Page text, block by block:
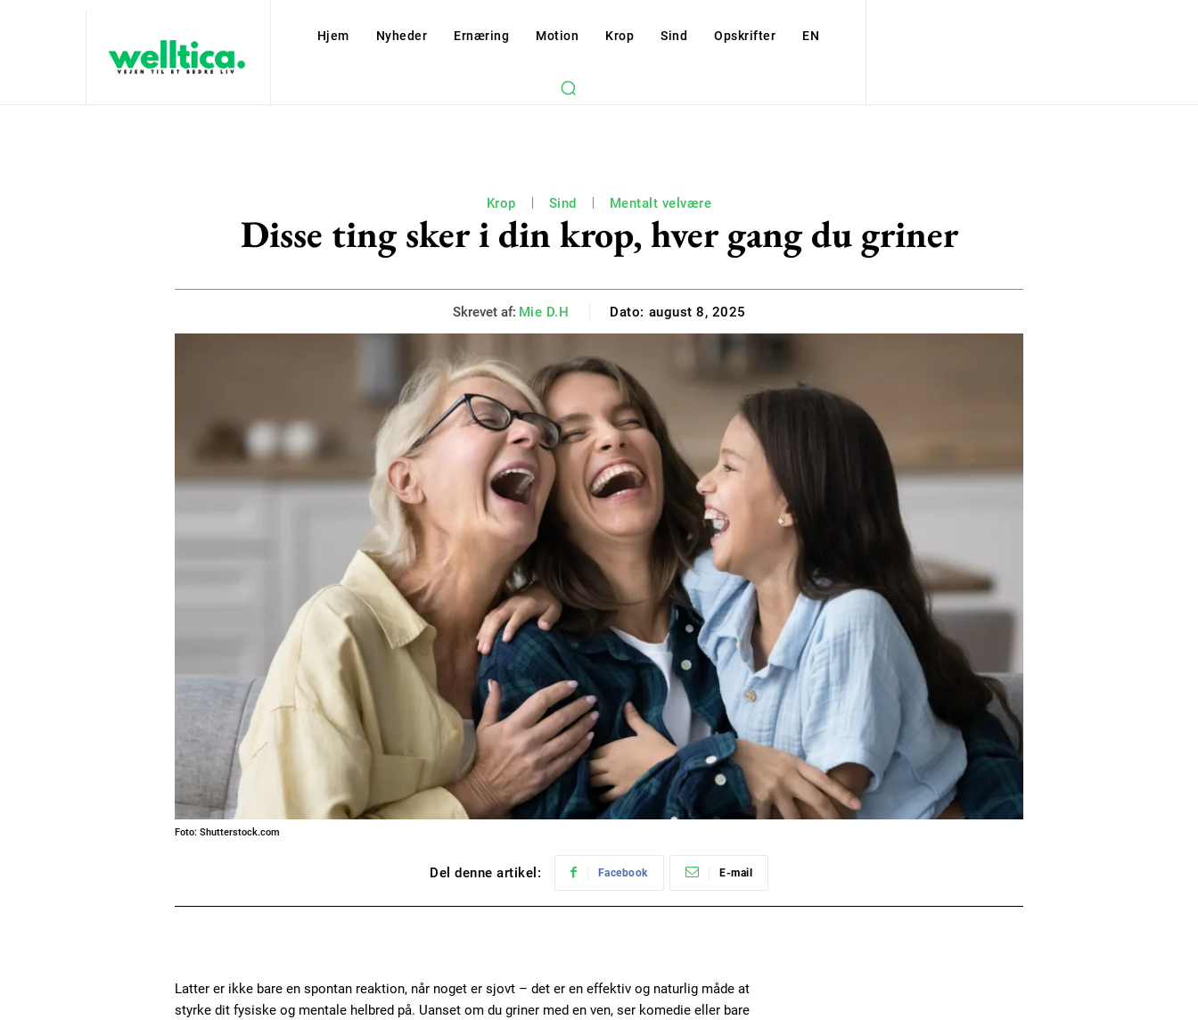
Hjem Nyheder Ernæring Motion Krop Sind Opskrifter EN
Krop Sind Mentalt velvære
Disse ting sker i din krop, hver gang du griner
Skrevet af: Mie D.H Dato: august 8, 2025
Foto: Shutterstock.com
Del denne artikel: Facebook E-mail
Latter er ikke bare en spontan reaktion, når noget er sjovt – det er en effektiv og naturlig måde at
styrke dit fysiske og mentale helbred på. Uanset om du griner med en ven, ser komedie eller bare